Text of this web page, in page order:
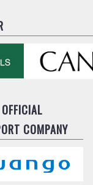
OFFICIAL
COMPANY